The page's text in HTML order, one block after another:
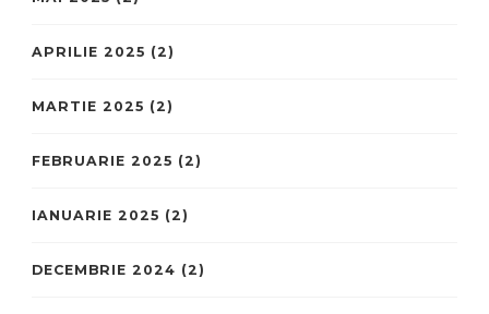
APRILIE 2025 (2)
MARTIE 2025 (2)
FEBRUARIE 2025 (2)
IANUARIE 2025 (2)
DECEMBRIE 2024 (2)